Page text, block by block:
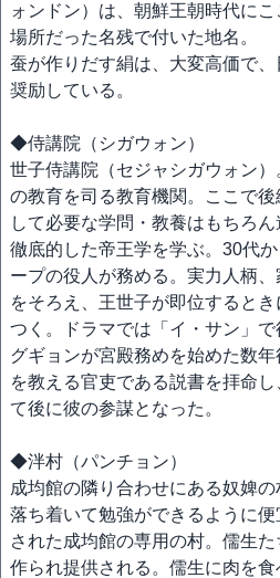
ォンドン）は、朝鮮王朝時代に
場所だった名残で付いた地名。
蚕が作りだす絹は、大変高価で
奨励している。
◆侍講院（シガウォン）
世子侍講院（セジャシガウォン）
の教育を司る教育機関。ここで
して必要な学問・教養はもちろ
徹底的した帝王学を学ぶ。30代
ープの役人が務める。実力人柄
をそろえ、王世子が即位すると
つく。ドラマでは「イ・サン」で
グギョンが宮殿務めを始めた数
を教える官吏である説書を拝命
て後に彼の参謀となった。
◆泮村（パンチョン）
成均館の隣り合わせにある奴婢
落ち着いて勉強ができるように
された成均館の専用の村。儒生
作られ提供される。儒生に肉を